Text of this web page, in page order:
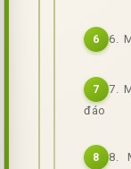
6 6.
7
7.
đáo
8
8.